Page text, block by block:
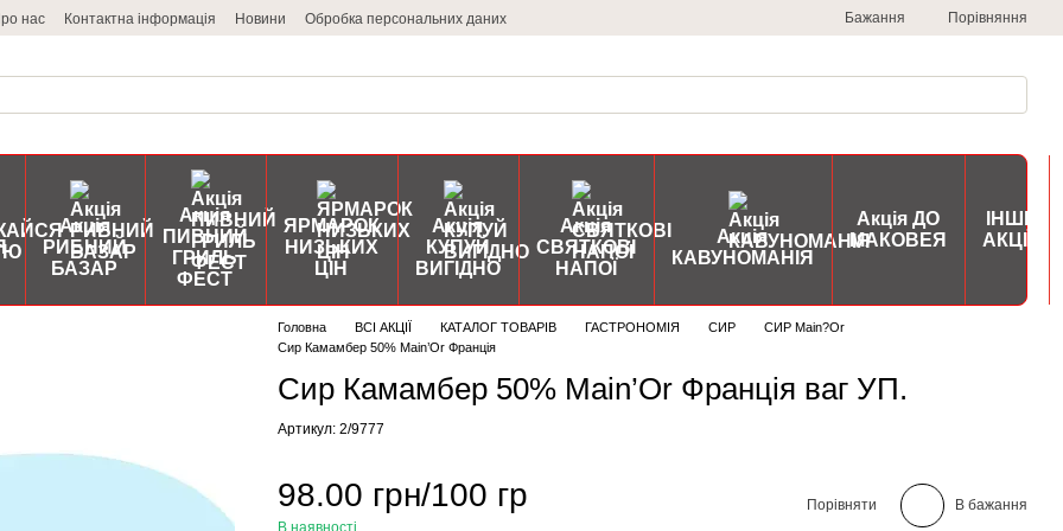
нас Контактна інформація Новини Обробка персональних даних Бажання Порівняння
Акція
РИБНИЙ
БАЗАР
Акція
ПИВНИЙ
ГРИЛЬ
ФЕСТ
ЯРМАРОК
НИЗЬКИХ
ЦІН
Акція
КУПУЙ
ВИГІДНО
Акція
СВЯТКОВІ
НАПОЇ
Акція
КАВУНОМАНІЯ
Акція ДО
МАКОВЕЯ
ІНШІ
АКЦІЇ
Головна ВСІ АКЦІЇ КАТАЛОГ ТОВАРІВ ГАСТРОНОМІЯ СИР
СИР Main?Or
Сир Камамбер 50% Main’Or Франція
Сир Камамбер 50% Main’Or Франція ваг УП.
Артикул: 2/9777
98.00 грн/100 гр
В наявності
Порівняти В бажання